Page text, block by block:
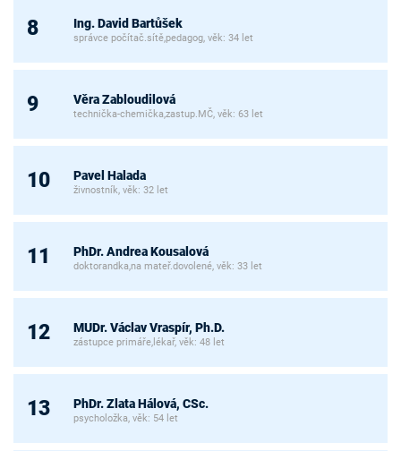
8 Ing. David Bartůšek
správce počítač.sítě,pedagog, věk: 34 let
9 Věra Zabloudilová
technička-chemička,zastup.MČ, věk: 63 let
10 Pavel Halada
živnostník, věk: 32 let
11 PhDr. Andrea Kousalová
doktorandka,na mateř.dovolené, věk: 33 let
12 MUDr. Václav Vraspír, Ph.D.
zástupce primáře,lékař, věk: 48 let
13 PhDr. Zlata Hálová, CSc.
psycholožka, věk: 54 let